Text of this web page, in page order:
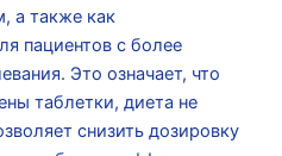
а также как
пациентов с более
Это означает, что
таблетки, диета не
снизить дозировку